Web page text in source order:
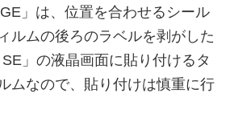
」は、位置を合わせるシール
ルムの後ろのラベルを剥がした
」の液晶画面に貼り付けるタ
ムなので、貼り付けは慎重に行